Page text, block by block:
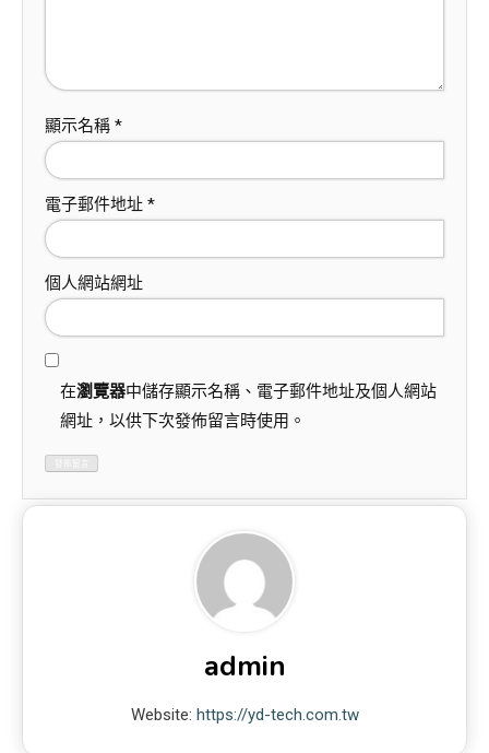
顯示名稱 *
電子郵件地址 *
個人網站網址
在瀏覽器中儲存顯示名稱、電子郵件地址及個人網站
網址，以供下次發佈留言時使用。
admin
Website: https://yd-tech.com.tw